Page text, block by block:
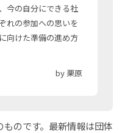
今の自分にできる社
れの参加への思いを
向けた準備の進め方
by 栗原
のです。最新情報は団体